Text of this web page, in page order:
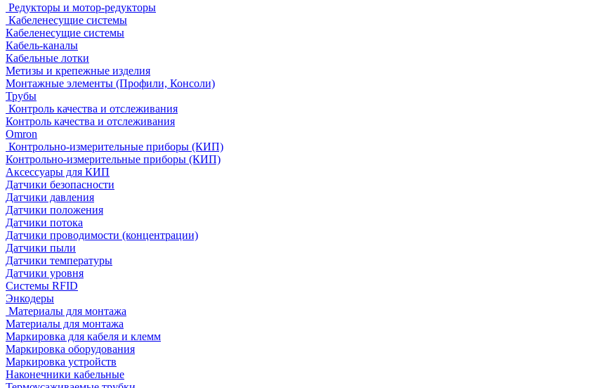
Редукторы и мотор-редукторы
Кабеленесущие системы
Кабеленесущие системы
Кабель-каналы
Кабельные лотки
Метизы и крепежные изделия
Монтажные элементы (Профили, Консоли)
Трубы
Контроль качества и отслеживания
Контроль качества и отслеживания
Omron
Контрольно-измерительные приборы (КИП)
Контрольно-измерительные приборы (КИП)
Аксессуары для КИП
Датчики безопасности
Датчики давления
Датчики положения
Датчики потока
Датчики проводимости (концентрации)
Датчики пыли
Датчики температуры
Датчики уровня
Системы RFID
Энкодеры
Материалы для монтажа
Материалы для монтажа
Маркировка для кабеля и клемм
Маркировка оборудования
Маркировка устройств
Наконечники кабельные